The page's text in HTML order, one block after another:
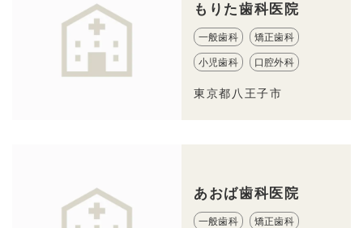
もりた歯科医院
一般歯科 矯正歯科
小児歯科 口腔外科
東京都八王子市
あおば歯科医院
一般歯科 矯正歯科